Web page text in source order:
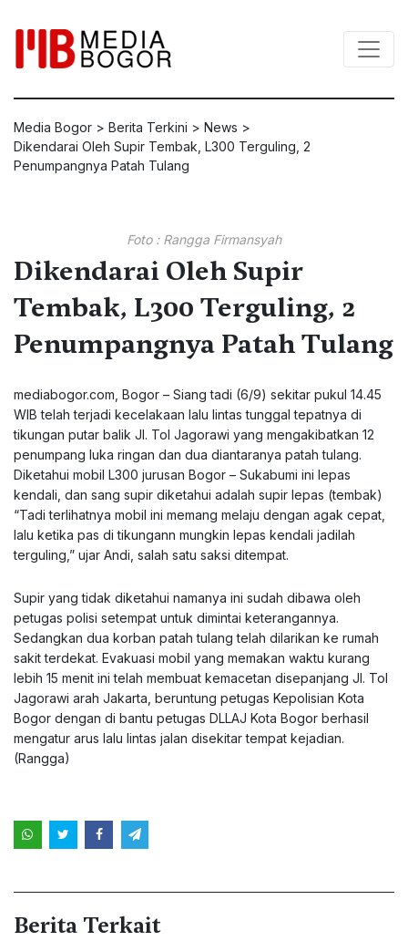
Media Bogor > Berita Terkini > News >
Dikendarai Oleh Supir Tembak, L300 Terguling, 2
Penumpangnya Patah Tulang
Foto : Rangga Firmansyah
Dikendarai Oleh Supir
Tembak, L300 Terguling, 2
Penumpangnya Patah Tulang
mediabogor.com , Bogor – Siang tadi (6/9) sekitar pukul 14.45
WIB telah terjadi kecelakaan lalu lintas tunggal tepatnya di
tikungan putar balik Jl. Tol Jagorawi yang mengakibatkan 12
penumpang luka ringan dan dua diantaranya patah tulang.
Diketahui mobil L300 jurusan Bogor – Sukabumi ini lepas
kendali, dan sang supir diketahui adalah supir lepas (tembak)
“Tadi terlihatnya mobil ini memang melaju dengan agak cepat,
lalu ketika pas di tikungann mungkin lepas kendali jadilah
terguling,” ujar Andi, salah satu saksi ditempat.
Supir yang tidak diketahui namanya ini sudah dibawa oleh
petugas polisi setempat untuk dimintai keterangannya.
Sedangkan dua korban patah tulang telah dilarikan ke rumah
sakit terdekat. Evakuasi mobil yang memakan waktu kurang
lebih 15 menit ini telah membuat kemacetan disepanjang Jl. Tol
Jagorawi arah Jakarta, beruntung petugas Kepolisian Kota
Bogor dengan di bantu petugas DLLAJ Kota Bogor berhasil
mengatur arus lalu lintas jalan disekitar tempat kejadian.
(Rangga)
Berita Terkait